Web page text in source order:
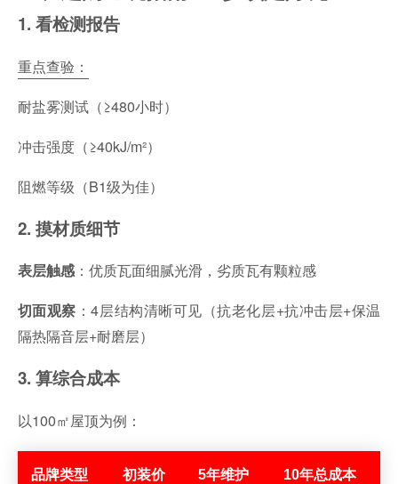
1. 看检测报告
重点查验：
耐盐雾测试（≥480小时）
冲击强度（≥40kJ/m²）
阻燃等级（B1级为佳）
2. 摸材质细节
表层触感：优质瓦面细腻光滑，劣质瓦有颗粒感
切面观察 ：4层结构清晰可见（抗老化层+抗冲击层+保温
隔热隔音层+耐磨层）
3. 算综合成本
以100㎡屋顶为例：
品牌类型 初装价 5年维护 10年总成本